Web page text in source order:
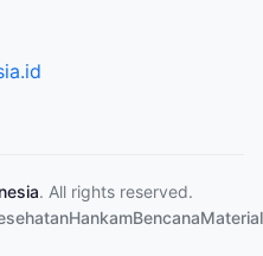
. All rights reserved.
HankamBencanaMaterial